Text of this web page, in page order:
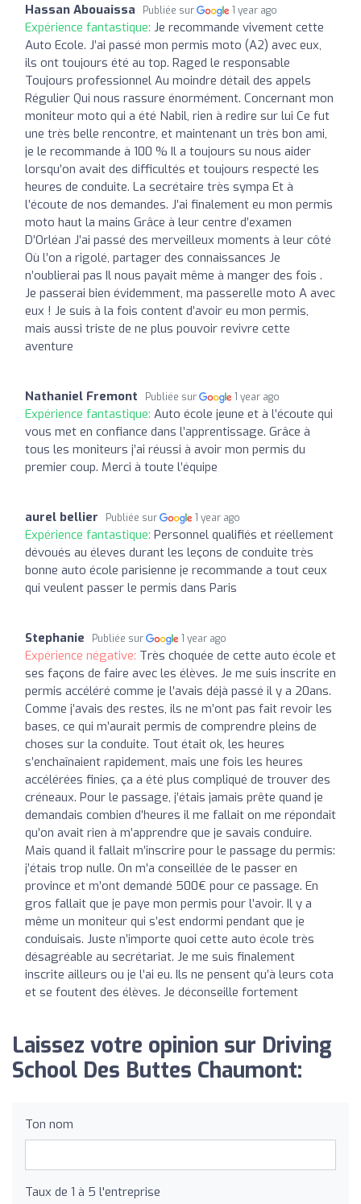
Hassan Abouaissa Publiée sur 1 year ago
Expérience fantastique: Je recommande vivement cette
Auto Ecole. J’ai passé mon permis moto (A2) avec eux,
ils ont toujours été au top. Raged le responsable
Toujours professionnel Au moindre détail des appels
Régulier Qui nous rassure énormément. Concernant mon
moniteur moto qui a été Nabil, rien à redire sur lui Ce fut
une très belle rencontre, et maintenant un très bon ami,
je le recommande à 100 % Il a toujours su nous aider
lorsqu’on avait des difficultés et toujours respecté les
heures de conduite. La secrétaire très sympa Et à
l’écoute de nos demandes. J’ai finalement eu mon permis
moto haut la mains Grâce à leur centre d’examen
D’Orléan J’ai passé des merveilleux moments à leur côté
Où l’on a rigolé, partager des connaissances Je
n’oublierai pas Il nous payait même à manger des fois .
Je passerai bien évidemment, ma passerelle moto A avec
eux ! Je suis à la fois content d’avoir eu mon permis,
mais aussi triste de ne plus pouvoir revivre cette
aventure
Nathaniel Fremont Publiée sur 1 year ago
Expérience fantastique: Auto école jeune et à l’écoute qui
vous met en confiance dans l’apprentissage. Grâce à
tous les moniteurs j’ai réussi à avoir mon permis du
premier coup. Merci à toute l’équipe
aurel bellier Publiée sur 1 year ago
Expérience fantastique: Personnel qualifiés et réellement
dévoués au éleves durant les leçons de conduite très
bonne auto école parisienne je recommande a tout ceux
qui veulent passer le permis dans Paris
Stephanie Publiée sur 1 year ago
Expérience négative: Très choquée de cette auto école et
ses façons de faire avec les élèves. Je me suis inscrite en
permis accéléré comme je l’avais déjà passé il y a 20ans.
Comme j’avais des restes, ils ne m’ont pas fait revoir les
bases, ce qui m’aurait permis de comprendre pleins de
choses sur la conduite. Tout était ok, les heures
s’enchaînaient rapidement, mais une fois les heures
accélérées finies, ça a été plus compliqué de trouver des
créneaux. Pour le passage, j’étais jamais prête quand je
demandais combien d’heures il me fallait on me répondait
qu’on avait rien à m’apprendre que je savais conduire.
Mais quand il fallait m’inscrire pour le passage du permis:
j’étais trop nulle. On m’a conseillée de le passer en
province et m’ont demandé 500€ pour ce passage. En
gros fallait que je paye mon permis pour l’avoir. Il y a
même un moniteur qui s’est endormi pendant que je
conduisais. Juste n’importe quoi cette auto école très
désagréable au secrétariat. Je me suis finalement
inscrite ailleurs ou je l’ai eu. Ils ne pensent qu’à leurs cota
et se foutent des élèves. Je déconseille fortement
Laissez votre opinion sur Driving
School Des Buttes Chaumont:
Ton nom
Taux de 1 à 5 l'entreprise